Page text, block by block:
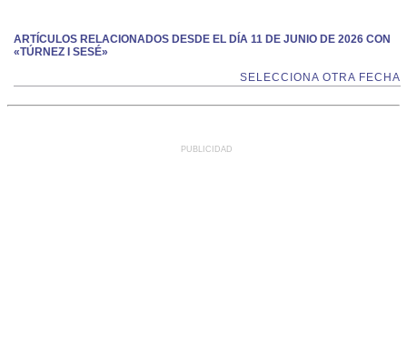
ARTÍCULOS RELACIONADOS DESDE EL DÍA 11 DE JUNIO DE 2026 CON
«TÚRNEZ I SESÉ»
SELECCIONA OTRA FECHA
PUBLICIDAD